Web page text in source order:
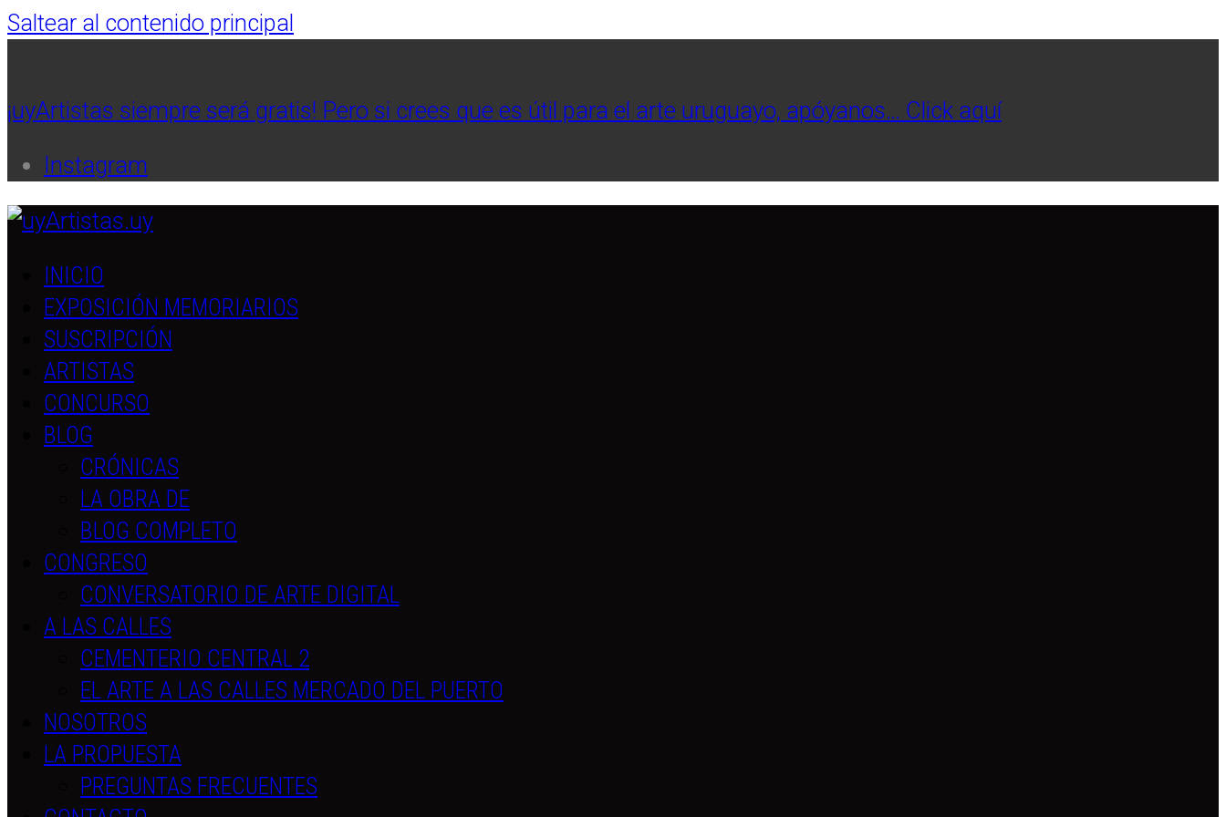
Saltear al contenido principal
¡uyArtistas siempre será gratis! Pero si crees que es útil para el arte uruguayo, apóyanos… Click aquí
Instagram
INICIO
EXPOSICIÓN MEMORIARIOS
SUSCRIPCIÓN
ARTISTAS
CONCURSO
BLOG
CRÓNICAS
LA OBRA DE
BLOG COMPLETO
CONGRESO
CONVERSATORIO DE ARTE DIGITAL
A LAS CALLES
CEMENTERIO CENTRAL 2
EL ARTE A LAS CALLES MERCADO DEL PUERTO
NOSOTROS
LA PROPUESTA
PREGUNTAS FRECUENTES